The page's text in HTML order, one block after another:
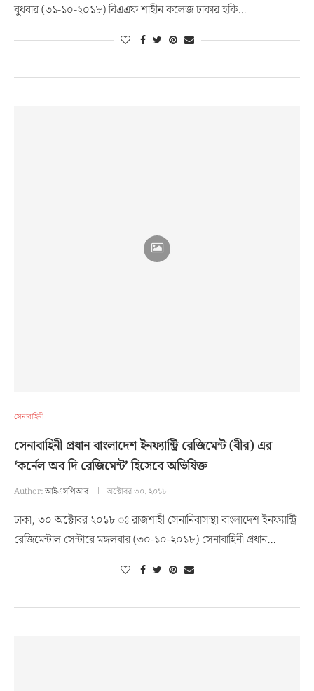
বুধবার (৩১-১০-২০১৮) বিএএফ শাহীন কলেজ ঢাকার হকি…
সেনাবাহিনী
সেনাবাহিনী প্রধান বাংলাদেশ ইনফ্যান্ট্রি রেজিমেন্ট (বীর) এর
‘কর্নেল অব দি রেজিমেন্ট’ হিসেবে অভিষিক্ত
Author:আইএসপিআর অক্টোবর ৩০, ২০১৮
ঢাকা, ৩০ অক্টোবর ২০১৮ ঃ রাজশাহী সেনানিবাসস্থা বাংলাদেশ ইনফ্যান্ট্রি
রেজিমেন্টাল সেন্টারে মঙ্গলবার (৩০-১০-২০১৮) সেনাবাহিনী প্রধান…